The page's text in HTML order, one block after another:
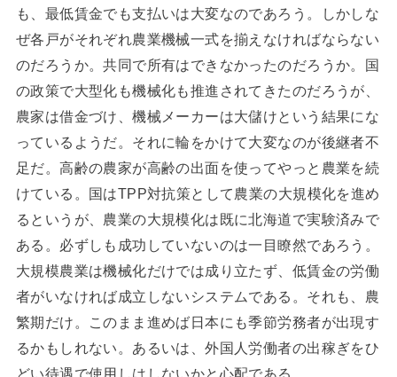
も、最低賃金でも支払いは大変なのであろう。しかしな
ぜ各戸がそれぞれ農業機械一式を揃えなければならない
のだろうか。共同で所有はできなかったのだろうか。国
の政策で大型化も機械化も推進されてきたのだろうが、
農家は借金づけ、機械メーカーは大儲けという結果にな
っているようだ。それに輪をかけて大変なのが後継者不
足だ。高齢の農家が高齢の出面を使ってやっと農業を続
けている。国はTPP対抗策として農業の大規模化を進め
るというが、農業の大規模化は既に北海道で実験済みで
ある。必ずしも成功していないのは一目瞭然であろう。
大規模農業は機械化だけでは成り立たず、低賃金の労働
者がいなければ成立しないシステムである。それも、農
繁期だけ。このまま進めば日本にも季節労務者が出現す
るかもしれない。あるいは、外国人労働者の出稼ぎをひ
どい待遇で使用しはしないかと心配である。